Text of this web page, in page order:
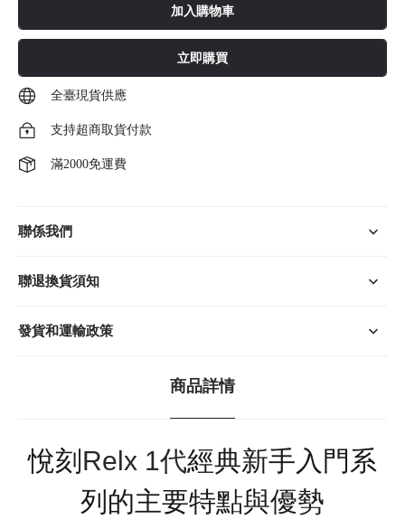
加入購物車
立即購買
全臺現貨供應
支持超商取貨付款
滿2000免運費
聯係我們
聯退換貨須知
發貨和運輸政策
商品詳情
悅刻 Relx 1代經典新手入門系
列的主要特點與優勢